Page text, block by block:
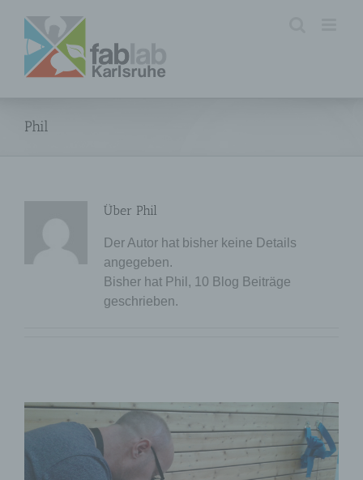
Inhalt
springen
Phil
Über Phil
Der Autor hat bisher keine Details
angegeben.
Bisher hat Phil, 10 Blog Beiträge
geschrieben.